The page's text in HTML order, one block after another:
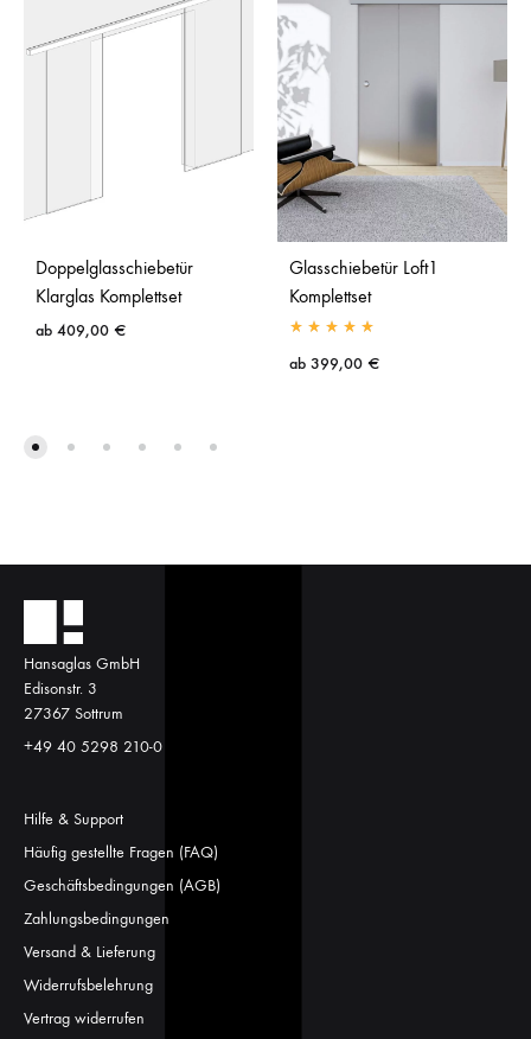
Doppelglasschiebetür
Klarglas Komplettset
ab 409,00 €
Glasschiebetür Loft1
Komplettset
ab 399,00 €
Hansaglas GmbH
Edisonstr. 3
27367 Sottrum
+49 40 5298 210-0
Hilfe & Support
Häufig gestellte Fragen (FAQ)
Geschäftsbedingungen (AGB)
Zahlungsbedingungen
Versand & Lieferung
Widerrufsbelehrung
Vertrag widerrufen